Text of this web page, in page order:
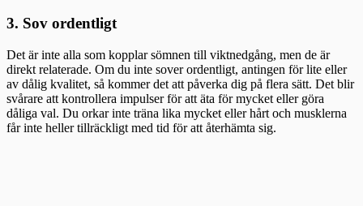
3. Sov ordentligt
Det är inte alla som kopplar sömnen till viktnedgång, men de är
direkt relaterade. Om du inte sover ordentligt, antingen för lite eller
av dålig kvalitet, så kommer det att påverka dig på flera sätt. Det blir
svårare att kontrollera impulser för att äta för mycket eller göra
dåliga val. Du orkar inte träna lika mycket eller hårt och musklerna
får inte heller tillräckligt med tid för att återhämta sig.